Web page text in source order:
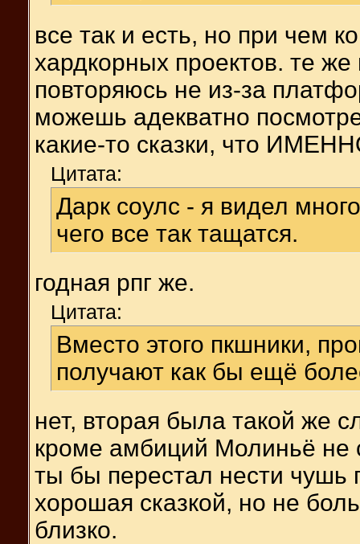
все так и есть, но при чем
хардкорных проектов. те
повторяюсь не из-за
можешь адекватно
какие-то сказки, что
Цитата:
Дарк соулс - я видел
чего все так тащатся.
годная рпг же.
Цитата:
Вместо этого пкшники,
получают как бы ещё
нет, вторая была такой же
кроме амбиций Молиньё не
ты бы перестал нести чушь
хорошая сказкой, но не
близко.